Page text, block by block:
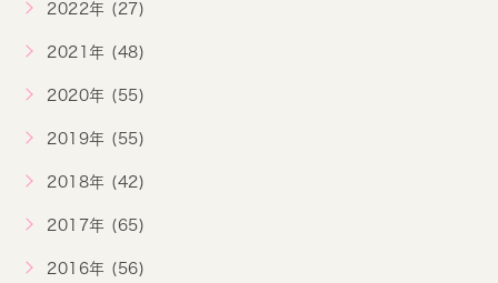
2022年 (27)
2021年 (48)
2020年 (55)
2019年 (55)
2018年 (42)
2017年 (65)
2016年 (56)